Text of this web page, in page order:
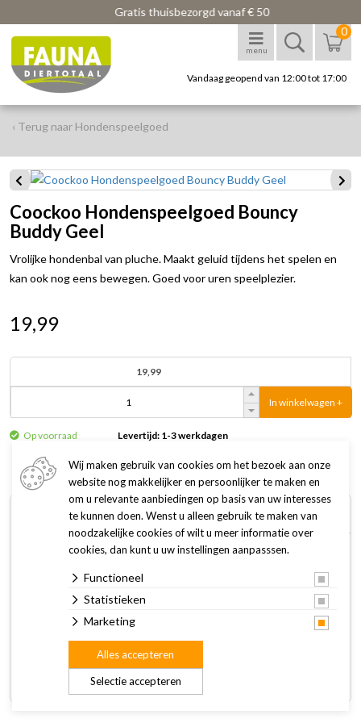
Gratis thuisbezorgd vanaf € 50
menu
0
Vandaag geopend van 12:00 tot 17:00
‹ Terug naar Hondenspeelgoed
Coockoo Hondenspeelgoed Bouncy
Buddy Geel
Vrolijke hondenbal van pluche. Maakt geluid tijdens het spelen en
kan ook nog eens bewegen. Goed voor uren speelplezier.
19,99
19,99
In winkelwagen +
Op voorraad Levertijd: 1-3 werkdagen
Omschrijving Specificaties
Dit is het Coockoo hondenspeeltje Bouncy Buddy, een
vrolijke smiley-bal voor honden! De bal is gemaakt van zachte
pluche en heeft grappige pootjes. Binnenin zit een
elektronische bal die geluid maakt wanneer je hond ermee
bal maakt niet alleen geluid, maar kan ook nog eens
bewegen! Dit zorgt voor eindeloos speelplezier.
Wij maken gebruik van cookies om het bezoek aan onze
website nog makkelijker en persoonlijker te maken en
om u relevante aanbiedingen op basis van uw interesses
te kunnen doen. Wenst u alleen gebruik te maken van
noodzakelijke cookies of wilt u meer informatie over
cookies, dan kunt u uw instellingen aanpasssen.
Functioneel
Statistieken
Marketing
Selectie accepteren
Alles accepteren